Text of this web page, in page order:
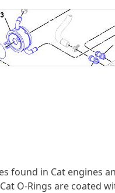
found in Cat engines
O-Rings are coated